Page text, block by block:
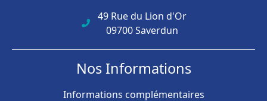
49 Rue du Lion d'Or
09700 Saverdun
Nos Informations
Informations complémentaires